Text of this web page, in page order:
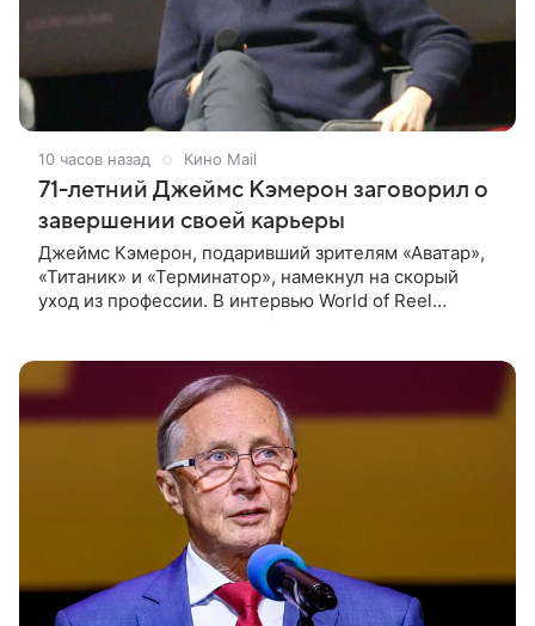
10 часов назад Кино Mail
71-летний Джеймс Кэмерон заговорил о
завершении своей карьеры
Джеймс Кэмерон, подаривший зрителям «Аватар»,
«Титаник» и «Терминатор», намекнул на скорый
уход из профессии. В интервью World of Reel